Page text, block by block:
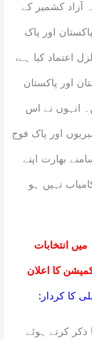
آزاد کشمیر کے
اور پاک
اعتماد کیا ہے،
اور پاکستان
انہوں نے اس
اور پاک فوج
بھارت اپنے
نہیں ہو
انتخابات
کا اعلان
کا کردار:
کرتے ہوئے